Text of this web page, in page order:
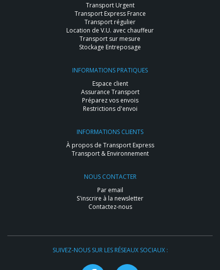
Transport Urgent
Transport Express France
Transport régulier
Location de V.U. avec chauffeur
Transport sur mesure
Stockage Entreposage
INFORMATIONS PRATIQUES
Espace client
Assurance Transport
Préparez vos envois
Restrictions d'envoi
INFORMATIONS CLIENTS
À propos de Transport Express
Transport & Environnement
NOUS CONTACTER
Par email
S'inscrire à la newsletter
Contactez-nous
SUIVEZ-NOUS SUR LES RÉSEAUX SOCIAUX :